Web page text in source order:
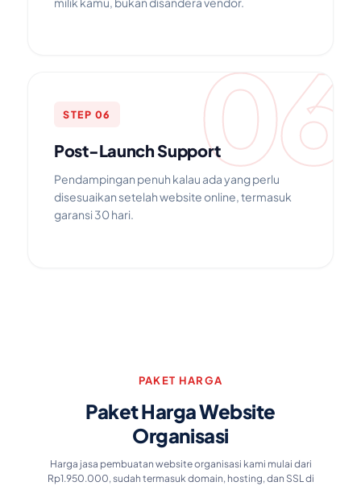
06
STEP 06
Post-Launch Support
Pendampingan penuh kalau ada yang perlu
disesuaikan setelah website online, termasuk
garansi 30 hari.
PAKET HARGA
Paket Harga Website
Organisasi
Harga jasa pembuatan website organisasi kami mulai dari
Rp1.950.000, sudah termasuk domain, hosting, dan SSL di